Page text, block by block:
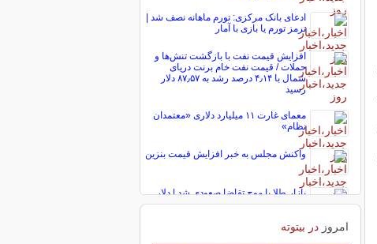
ادعای بانک مرکزی: تورم ماهانه نصف شد |
ترمز تورم یا بازی با آمار
افزایش قیمت نفت با بازگشت تنش‌ها و
حملات / قیمت نفت خام برنت دریای
شمال با ۴٫۱۴ درصد رشد به ۸۷٫۵۷ دلار
رسید
معمای غارت ۱۱ میلیارد دلاری «معتمدان
نظام»
واکنش مجلس به خبر افزایش قیمت بنزین
بازار طلا با موج تقاضا صعودی شد | دلار
برای بازگشت به کریدور 190 هزار تومانی
امروز در بیتوته